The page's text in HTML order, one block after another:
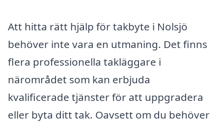
Att hitta rätt hjälp för takbyte i Nolsjö
behöver inte vara en utmaning. Det finns
flera professionella takläggare i
närområdet som kan erbjuda
kvalificerade tjänster för att uppgradera
eller byta ditt tak. Oavsett om du behöver